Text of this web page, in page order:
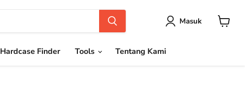
Masuk
Hardcase Finder Tools Tentang Kami